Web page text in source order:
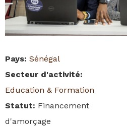
Pays: Sénégal
Secteur d'activité:
Education & Formation
Statut: Financement
d'amorçage